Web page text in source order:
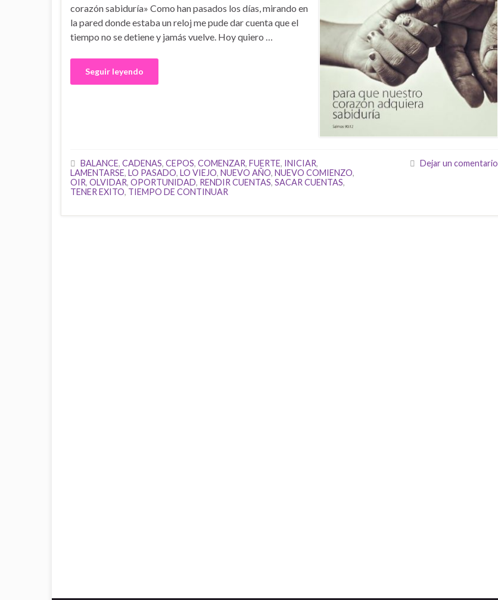
corazón sabiduría» Como han pasados los días, mirando en
la pared donde estaba un reloj me pude dar cuenta que el
tiempo no se detiene y jamás vuelve. Hoy quiero …
Seguir leyendo
BALANCE, CADENAS, CEPOS, COMENZAR, FUERTE, INICIAR,
LAMENTARSE, LO PASADO, LO VIEJO, NUEVO AÑO, NUEVO COMIENZO,
OIR, OLVIDAR, OPORTUNIDAD, RENDIR CUENTAS, SACAR CUENTAS,
TENER EXITO, TIEMPO DE CONTINUAR
Dejar un comentario